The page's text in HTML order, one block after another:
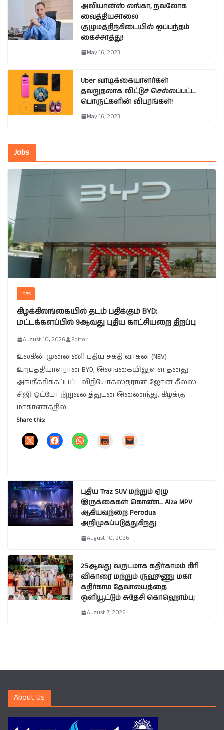
அலியான்ஸ் லங்கா, நவலோக
வைத்தியசாலை
குழுமத்திற்கிடையில் ஒப்பந்தம்
கைச்சாத்து!
May 16, 2023
Uber வாடிக்கையாளர்கள்
தவறுதலாக விட்டுச் செல்லப்பட்ட
பொருட்களின் விபரங்கள்!
May 16, 2023
Jobs
JOBS
கிழக்கிலங்கையில் தடம் பதிக்கும் BYD:
மட்டக்களப்பில் 9ஆவது புதிய காட்சியறை திறப்பு
August 10, 2026 Editor
உலகின் முன்னணி புதிய சக்தி வாகன (NEV)
உற்பத்தியாளரான BYD, இலங்கையிலுள்ள தனது
அங்கீகரிக்கப்பட்ட விநியோகஸ்தரான ஜோன் கீல்ஸ்
சிஜி ஓட்டோ நிறுவனத்துடன் இணைந்து, கிழக்கு
மாகாணத்தில்
Share this:
புதிய Traz SUV மற்றும் ஏழு
இருக்கைகள் கொண்ட Alza MPV
ஆகியவற்றை Perodua
அறிமுகப்படுத்துகிறது
August 10, 2026
25ஆவது வருடமாக கதிர்காமம் கிரி
விகாரை மற்றும் ருஹுணு மகா
கதிர்காம தேவாலயத்தை
ஒளியூட்டும் சுதேசி கொஹொம்ப;
August 7, 2026
About Us